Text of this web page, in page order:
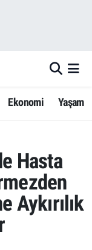
Ekonomi Yaşam
Hasta
Aykırılık